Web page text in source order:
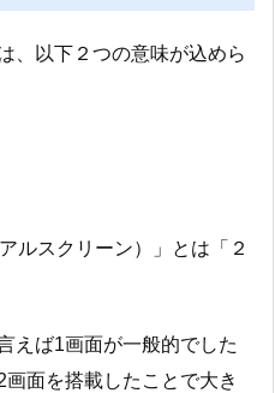
、以下２つの意味が込めら
ルスクリーン）」とは「２
えば1画面が一般的でした
面を搭載したことで大き